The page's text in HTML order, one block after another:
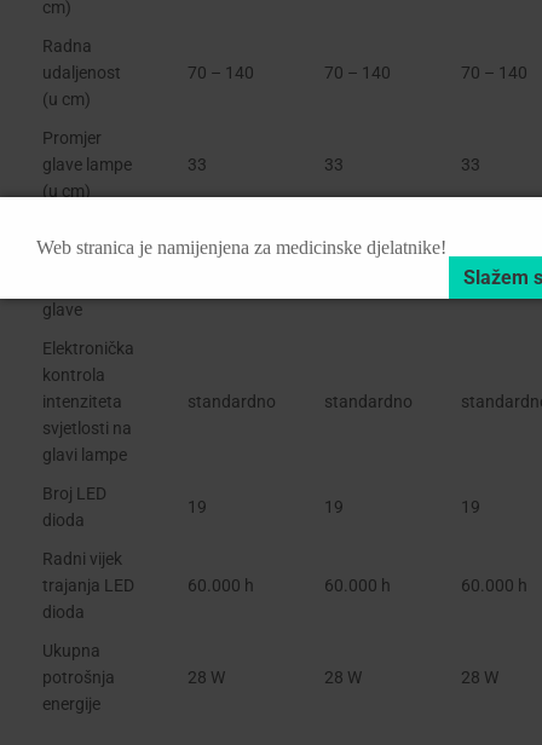
cm)
Radna
udaljenost
(u cm)
70 – 140 70 – 140 70 – 140
Promjer
glave lampe
(u cm)
33 33 33
temperature
glave
0,5°C
Elektronička
kontrola
intenziteta
svjetlosti na
glavi lampe
standardno standardno
Broj LED
dioda
19 19 19
Radni vijek
trajanja LED
dioda
60.000 h 60.000 h 60.000 h
Ukupna
potrošnja
energije
28 W 28 W 28 W
Web stranica je namijenjena za medicinske djelatnike!